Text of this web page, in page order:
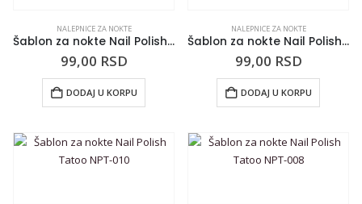
NALEPNICE ZA NOKTE
Šablon za nokte Nail Polish Tatoo NPT-012
99,00 RSD
DODAJ U KORPU
NALEPNICE ZA NOKTE
Šablon za nokte Nail Polish Tatoo NPT-011
99,00 RSD
DODAJ U KORPU